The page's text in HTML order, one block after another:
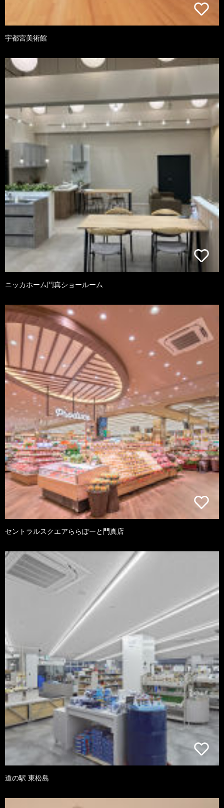
宇都宮美術館
ニッカホーム門真ショールーム
セントラルスクエアららぽーと門真店
道の駅 東松島